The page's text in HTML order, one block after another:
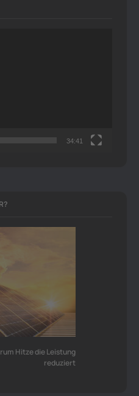
34:41
Hitze die Leistung
reduziert